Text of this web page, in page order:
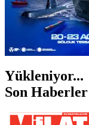
Yükleniyor...
Son Haberler